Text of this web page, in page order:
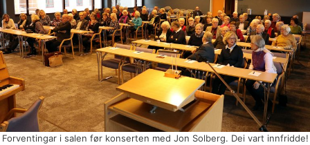
Forventingar i salen før konserten med Jon Solberg. Dei vart innfridde!